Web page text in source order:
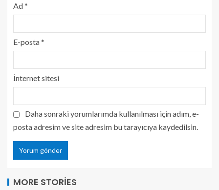
Ad*
E-posta*
İnternet sitesi
Daha sonraki yorumlarımda kullanılması için adım, e-
posta adresim ve site adresim bu tarayıcıya kaydedilsin.
MORE STORIES